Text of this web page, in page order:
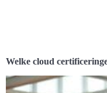
Welke cloud